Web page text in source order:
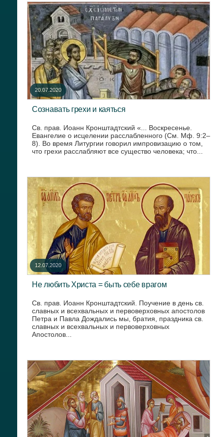
20.07.2020
Сознавать грехи и каяться
Св. прав. Иоанн Кронштадтский «... Воскресенье.
Евангелие о исцелении расслабленного (См. Мф. 9:2–
8). Во время Литургии говорил импровизацию о том,
что грехи расслабляют все существо человека; что...
12.07.2020
Не любить Христа = быть себе врагом
Св. прав. Иоанн Кронштадтский. Поучение в день св.
славных и всехвальных и первоверховных апостолов
Петра и Павла Дождались мы, братия, праздника св.
славных и всехвальных и первоверховных
Апостолов...